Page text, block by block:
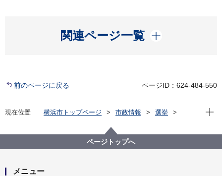
関連ページ一覧
開く
前のページに戻る ページID：624-484-550
現在位置 横浜市トップページ 市政情報
選挙
投票日に投票所へ行けない場合
現在
ページトップへ
メニュー